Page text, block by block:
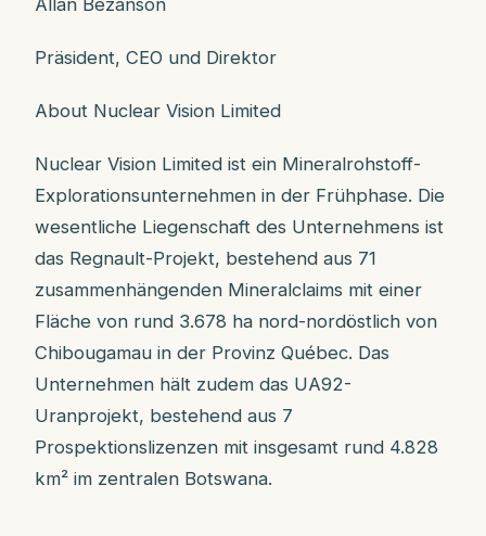
Präsident, CEO und Direktor
About Nuclear Vision Limited
Nuclear Vision Limited ist ein Mineralrohstoff-
Explorationsunternehmen in der Frühphase. Die
wesentliche Liegenschaft des Unternehmens ist
das Regnault-Projekt, bestehend aus 71
zusammenhängenden Mineralclaims mit einer
Fläche von rund 3.678 ha nord-nordöstlich von
Chibougamau in der Provinz Québec. Das
Unternehmen hält zudem das UA92-
Uranprojekt, bestehend aus 7
Prospektionslizenzen mit insgesamt rund 4.828
km² im zentralen Botswana.